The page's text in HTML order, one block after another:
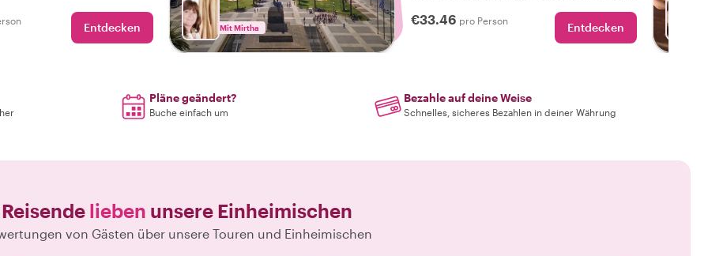
Einführung in Montevideo,
auf den richtigen Fuß
Entdecken Mit Mirtha
Tour, die alles hat, damit Sie sagen
können: Ich habe das echte Montevideo
€33.46 pro Person Entdecken
Pläne geändert?
Buche einfach um
Bezahle auf deine Weise
Schnelles, sicheres Bezahlen in deiner Währung
Reisende lieben unsere Einheimischen
von Gästen über unsere Touren und Einheimischen